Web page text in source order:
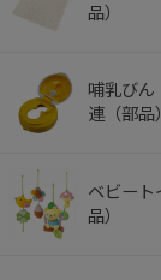
品）
哺乳びん
連（部品）
ベビート
品）